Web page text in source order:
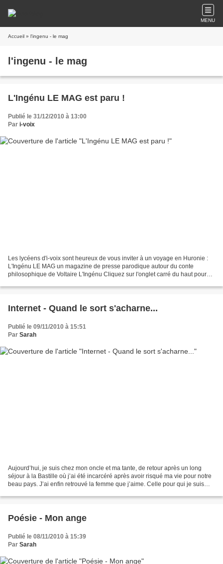
MENU
Accueil » l'ingenu - le mag
l'ingenu - le mag
L'Ingénu LE MAG est paru !
Publié le 31/12/2010 à 13:00
Par i-voix
Les lycéens d'i-voix sont heureux de vous inviter à un voyage en Huronie :
L'Ingénu LE MAG un magazine de presse parodique autour du conte
philosophique de Voltaire L'Ingénu Cliquez sur l'onglet carré du haut pour
Internet - Quand le sort s'acharne...
Publié le 09/11/2010 à 15:51
Par Sarah
Aujourd’hui, je suis chez mon oncle et ma tante, de retour après un long
séjour à la Bastille où j’ai été incarcéré après avoir risqué ma vie pour notre
beau pays. J’ai enfin retrouvé la femme que j’aime. Celle pour qui je suis
Poésie - Mon ange
Publié le 08/11/2010 à 15:39
Par Sarah